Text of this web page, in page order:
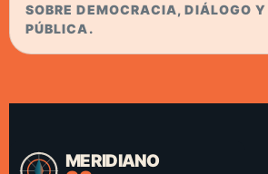
SOBRE DEMOCRACIA, DIÁLOGO Y
PÚBLICA.